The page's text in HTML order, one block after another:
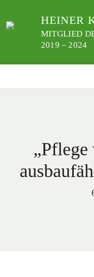
zum
HEINER
MITGLIED
2019 – 2024